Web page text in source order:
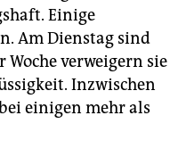
Einige
Am Dienstag sind
Woche verweigern sie
Inzwischen
einigen mehr als